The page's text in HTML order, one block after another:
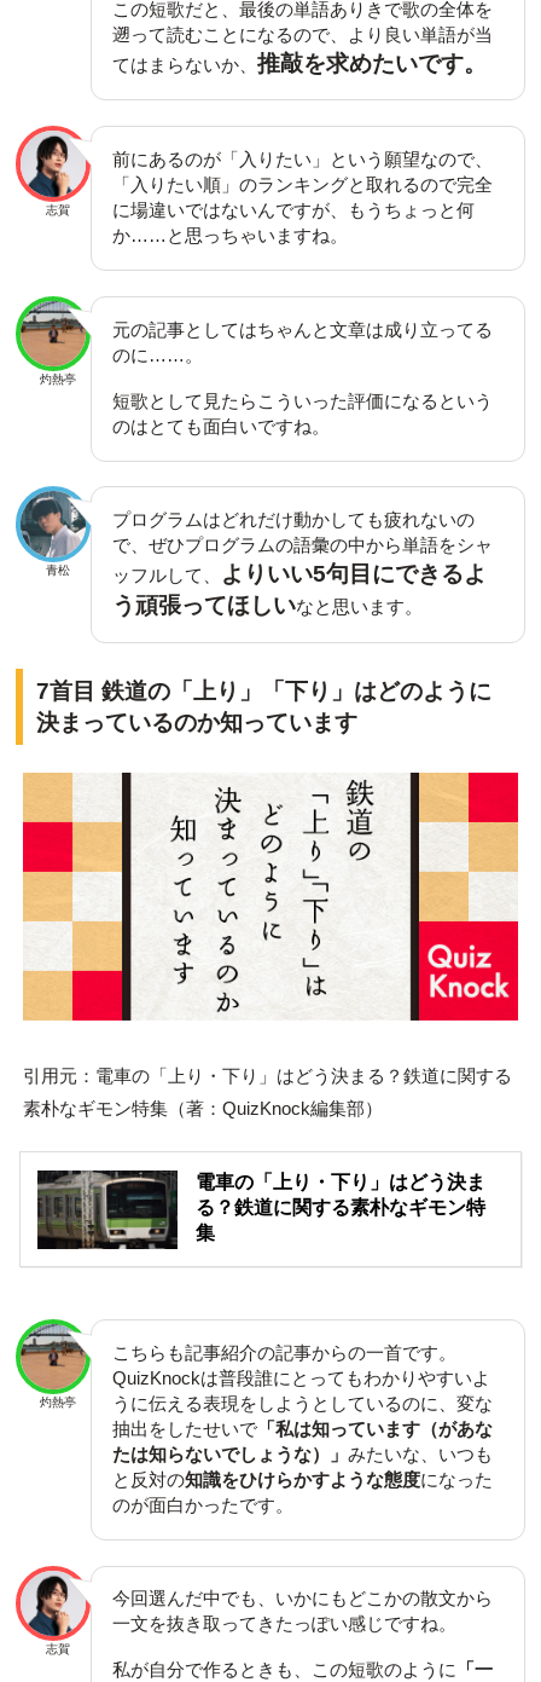
この短歌だと、最後の単語ありきで歌の全体を
遡って読むことになるので、より良い単語が当
てはまらないか、推敲を求めたいです。
志賀
前にあるのが「入りたい」という願望なので、
「入りたい順」のランキングと取れるので完全
に場違いではないんですが、もうちょっと何
か……と思っちゃいますね。
灼熱亭
元の記事としてはちゃんと文章は成り立ってる
のに……。
短歌として見たらこういった評価になるという
のはとても面白いですね。
青松
プログラムはどれだけ動かしても疲れないの
で、ぜひプログラムの語彙の中から単語をシャ
ッフルして、
よりいい5句目にできるよ
う頑張ってほしいなと思います。
7首目 鉄道の「上り」「下り」はどのように
決まっているのか知っています
引用元：電車の「上り・下り」はどう決まる？鉄道に関する
素朴なギモン特集（著：QuizKnock編集部）
電車の「上り・下り」はどう決ま
る？鉄道に関する素朴なギモン特
集
灼熱亭
こちらも記事紹介の記事からの一首です。
QuizKnockは普段誰にとってもわかりやすいよ
うに伝える表現をしようとしているのに、変な
抽出をしたせいで 「私は知っています（があな
たは知らないでしょうな）」みたいな、いつも
と反対の知識をひけらかすような態度になった
のが面白かったです。
志賀
今回選んだ中でも、いかにもどこかの散文から
一文を抜き取ってきたっぽい感じですね。
私が自分で作るときも、この短歌のように 「一